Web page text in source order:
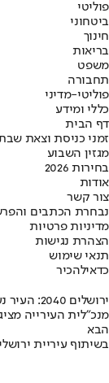
פוליטי
ביטחוני
חינוך
בריאות
משפט
תחבורה
פוליטי-מדיני
כללי ומידע
דף הבית
זמני כניסת וצאת
מגזין השבוע
בחירות 2026
אודות
צור קשר
נבחרת הכתבים
מדיניות פרטיות
הצהרת נגישות
תנאי שימוש
כדאילהכיר
ירושלים 2040: העיר נערכת ל- 1.5 מליון תושבים
מנכ"לית העירייה
הבא
בשיתוף עיריית